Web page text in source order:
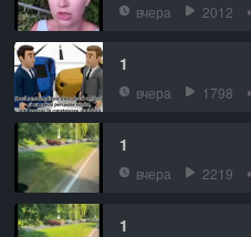
вчера 2012
1
вчера 1798
1
вчера 2219
1